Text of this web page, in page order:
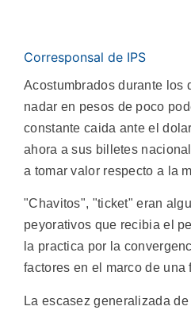
Corresponsal de IPS
Acostumbrados durante los
nadar en pesos de poco
constante caida ante el
ahora a sus billetes
a tomar valor respecto a la
"Chavitos", "ticket" eran
peyorativos que recibia el
la practica por la
factores en el marco de una
La escasez generalizada de